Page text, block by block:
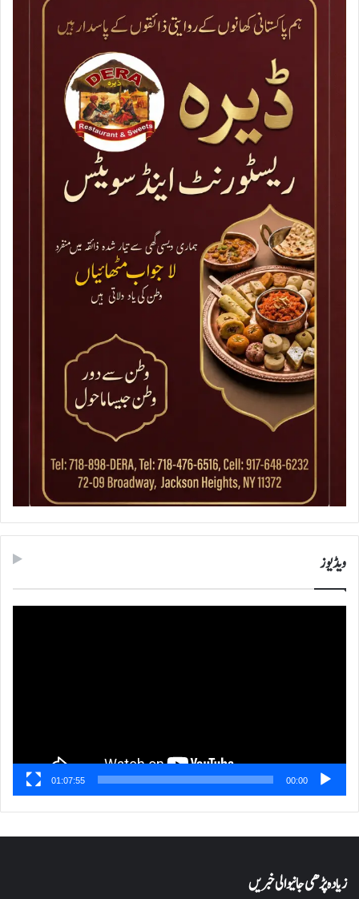
ویڈیوز
00:00
01:07:55
زیادہ پڑھی جانیوالی خبریں